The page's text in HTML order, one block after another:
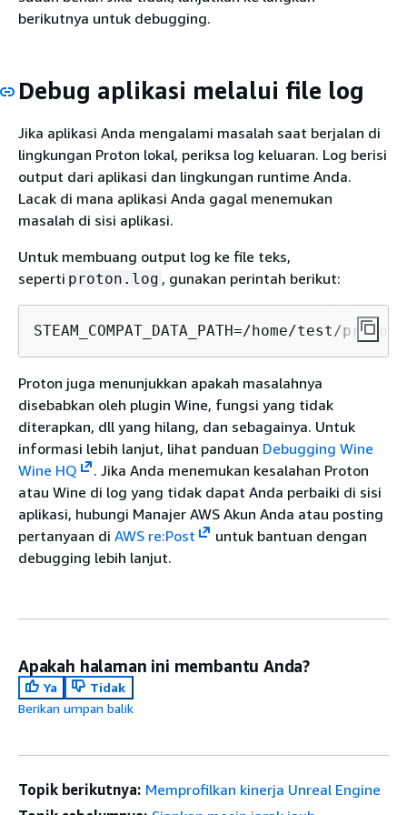
berikutnya untuk debugging.
Debug aplikasi melalui file log
Jika aplikasi Anda mengalami masalah saat berjalan di
lingkungan Proton lokal, periksa log keluaran. Log berisi
output dari aplikasi dan lingkungan runtime Anda.
Lacak di mana aplikasi Anda gagal menemukan
masalah di sisi aplikasi.
Untuk membuang output log ke file teks,
seperti proton.log , gunakan perintah berikut:
STEAM_COMPAT_DATA_PATH=/home/test/
Proton juga menunjukkan apakah masalahnya
disebabkan oleh plugin Wine, fungsi yang tidak
diterapkan, dll yang hilang, dan sebagainya. Untuk
informasi lebih lanjut, lihat panduan Debugging Wine
Wine HQ
. Jika Anda menemukan kesalahan Proton
atau Wine di log yang tidak dapat Anda perbaiki di sisi
aplikasi, hubungi Manajer AWS Akun Anda atau posting
pertanyaan di AWS re:Post
untuk bantuan dengan
debugging lebih lanjut.
Apakah halaman ini membantu Anda?
Ya
Tidak
Berikan umpan balik
Topik berikutnya: Memprofilkan kinerja Unreal Engine